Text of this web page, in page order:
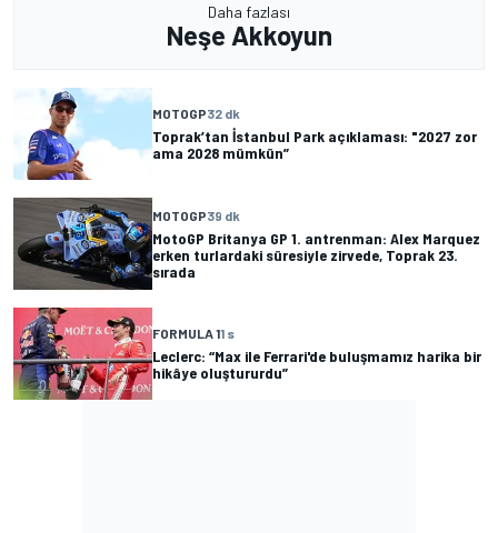
Daha fazlası
Neşe Akkoyun
MOTOGP32 dk
Toprak’tan İstanbul Park açıklaması: "2027 zor
ama 2028 mümkün”
MOTOGP39 dk
MotoGP Britanya GP 1. antrenman: Alex Marquez
erken turlardaki süresiyle zirvede, Toprak 23.
sırada
FORMULA 11 s
Leclerc: “Max ile Ferrari'de buluşmamız harika bir
hikâye oluştururdu”